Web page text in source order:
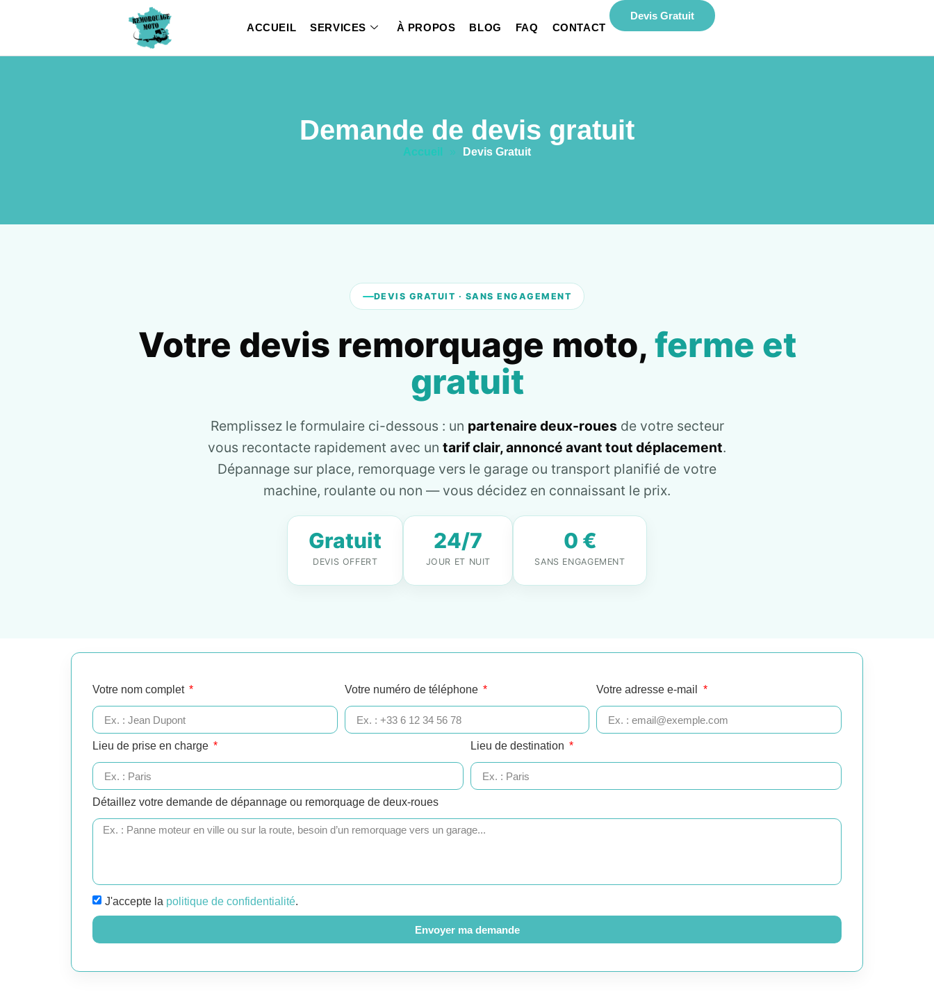
ACCUEIL SERVICES À PROPOS BLOG FAQ CONTACT
Devis Gratuit
Demande de devis gratuit
Accueil » Devis Gratuit
DEVIS GRATUIT · SANS ENGAGEMENT
Votre devis remorquage moto, ferme et
gratuit
Remplissez le formulaire ci-dessous : un partenaire deux-rouesde votre secteur
vous recontacte rapidement avec un tarif clair, annoncé avant tout déplacement.
Dépannage sur place, remorquage vers le garage ou transport planifié de votre
machine, roulante ou non — vous décidez en connaissant le prix.
Gratuit
DEVIS OFFERT
24/7
JOUR ET NUIT
0 €
SANS ENGAGEMENT
Votre nom complet Votre numéro de téléphone Votre adresse e-mail
Lieu de prise en charge Lieu de destination
Détaillez votre demande de dépannage ou remorquage de deux-roues
J'accepte la politique de confidentialité.
Envoyer ma demande